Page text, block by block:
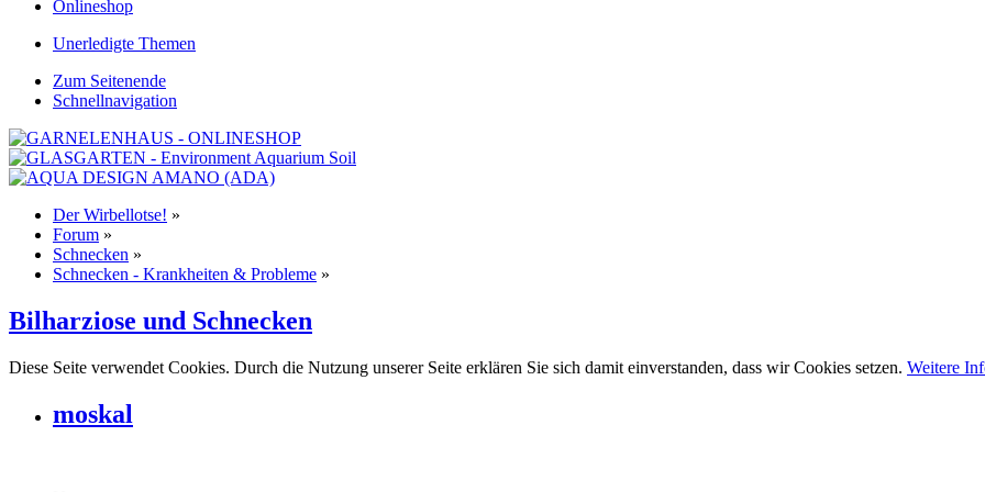
Onlineshop
Unerledigte Themen
Zum Seitenende
Schnellnavigation
Der Wirbellotse! »
Forum »
Schnecken »
Schnecken - Krankheiten & Probleme »
Bilharziose und Schnecken
Diese Seite verwendet Cookies. Durch die Nutzung unserer Seite erklären Sie sich damit einverstanden, dass wir Cookies setzen. Weitere
moskal